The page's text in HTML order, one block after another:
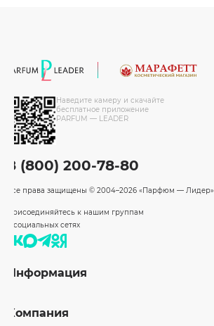
Наведите камеру и скачайте
бесплатное приложение
PARFUM — LEADER
8 (800) 200-78-80
Все права защищены © 2004–2026 «Парфюм — Лидер»
Присоединяйтесь к нашим группам
в социальных сетях
Информация
Бренды
Компания